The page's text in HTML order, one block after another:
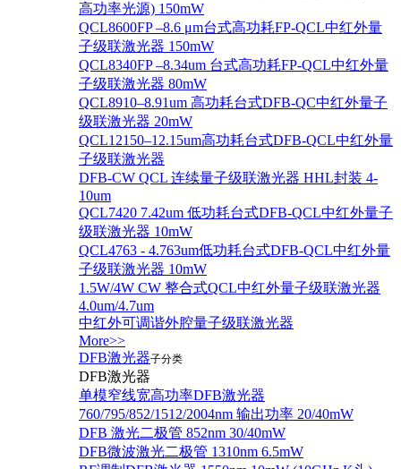
高功率光源) 150mW
QCL8600FP –8.6 μm台式高功耗FP-QCL中红外量
子级联激光器 150mW
QCL8340FP –8.34um 台式高功耗FP-QCL中红外量
子级联激光器 80mW
QCL8910–8.91um 高功耗台式DFB-QC中红外量子
级联激光器 20mW
QCL12150–12.15um高功耗台式DFB-QCL中红外量
子级联激光器
DFB-CW QCL 连续量子级联激光器 HHL封装 4-
10um
QCL7420 7.42um 低功耗台式DFB-QCL中红外量子
级联激光器 10mW
QCL4763 - 4.763um低功耗台式DFB-QCL中红外量
子级联激光器 10mW
1.5W/4W CW 整合式QCL中红外量子级联激光器
4.0um/4.7um
中红外可调谐外腔量子级联激光器
More>>
DFB激光器子分类
DFB激光器
单模窄线宽高功率DFB激光器
760/795/852/1512/2004nm 输出功率 20/40mW
DFB 激光二极管 852nm 30/40mW
DFB微波激光二极管 1310nm 6.5mW